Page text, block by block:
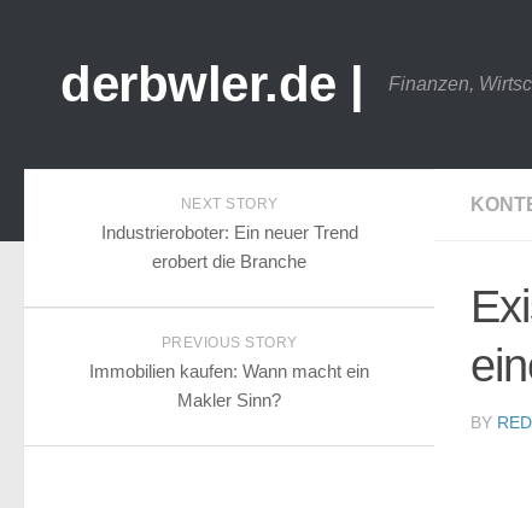
derbwler.de | Finanzen,
BY
NEXT STORY
Industrieroboter: Ein neuer Trend
erobert die Branche
PREVIOUS STORY
Immobilien kaufen: Wann macht ein
Makler Sinn?